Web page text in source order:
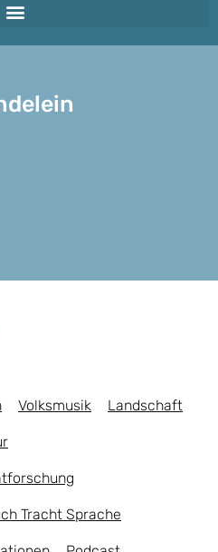
Volksmusik Landschaft
Tracht Sprache